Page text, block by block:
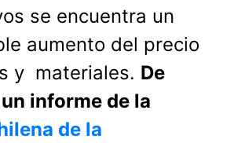
se encuentra un
aumento del precio
y materiales. De
informe de la
de la